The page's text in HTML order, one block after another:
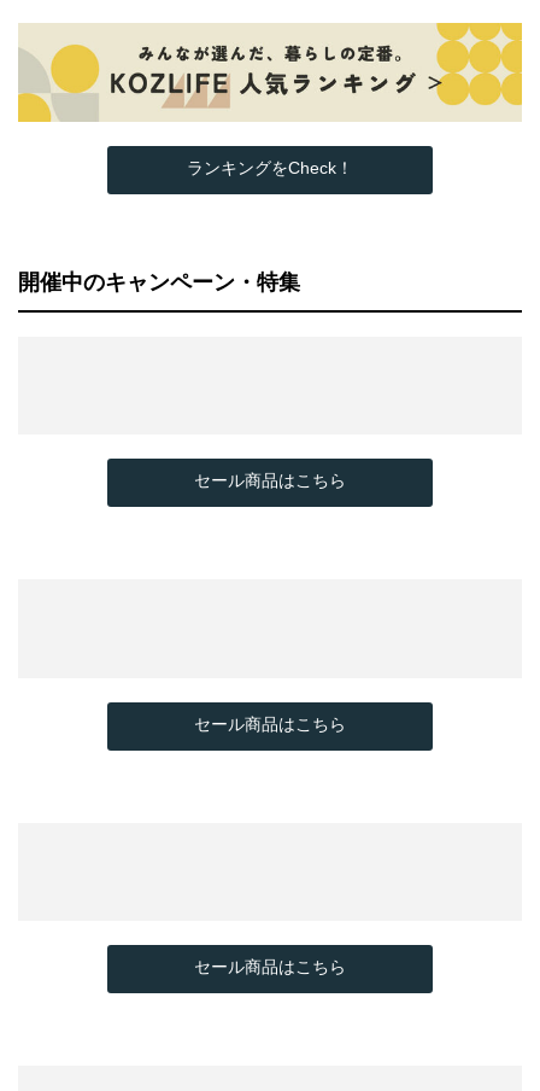
ランキングをCheck！
開催中のキャンペーン・特集
セール商品はこちら
セール商品はこちら
セール商品はこちら